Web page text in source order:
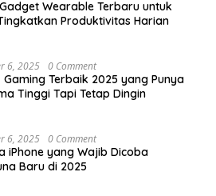
Wearable Terbaru untuk
Produktivitas Harian
6, 2025 0 Comment
Terbaik 2025 yang Punya
Tinggi Tapi Tetap Dingin
6, 2025 0 Comment
iPhone yang Wajib Dicoba
Baru di 2025